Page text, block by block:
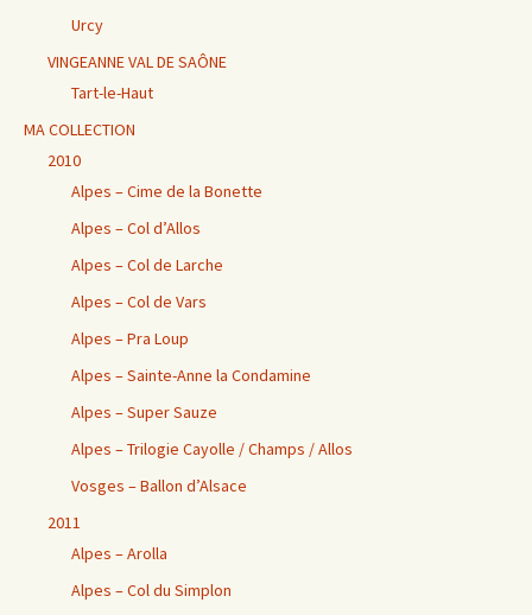
Urcy
VINGEANNE VAL DE SAÔNE
Tart-le-Haut
MA COLLECTION
2010
Alpes – Cime de la Bonette
Alpes – Col d’Allos
Alpes – Col de Larche
Alpes – Col de Vars
Alpes – Pra Loup
Alpes – Sainte-Anne la Condamine
Alpes – Super Sauze
Alpes – Trilogie Cayolle / Champs / Allos
Vosges – Ballon d’Alsace
2011
Alpes – Arolla
Alpes – Col du Simplon